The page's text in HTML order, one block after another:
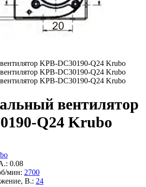
вентилятор
Q24 Krubo
0.08
мин: 2700
В.: 24